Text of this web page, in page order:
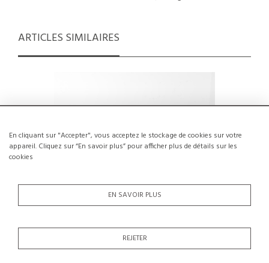
En cliquant sur "Accepter", vous acceptez le stockage de cookies sur votre
appareil. Cliquez sur “En savoir plus” pour afficher plus de détails sur les
cookies
EN SAVOIR PLUS
REJETER
ARTICLES SIMILAIRES
Lit années 30 par Max Ernst Haefeli,